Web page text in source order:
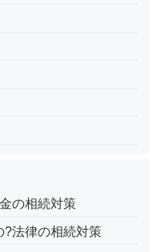
の相続対策
?法律の相続対策